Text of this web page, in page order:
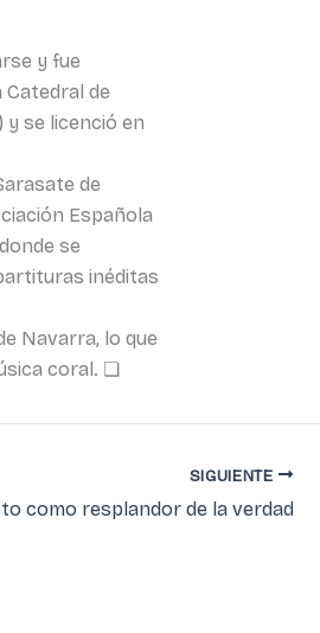
y fue
Catedral de
y se licenció en
de
Española
se
inéditas
Navarra, lo que
coral. ❏
SIGUIENTE
como resplandor de la verdad